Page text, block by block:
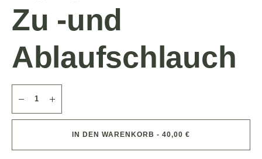
Zu -und
Ablaufschlauch
IN DEN WARENKORB - 40,00 €